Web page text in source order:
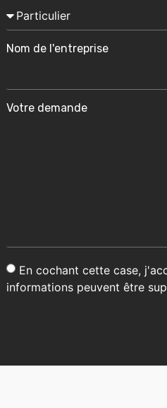
Nom de l'entreprise
Votre demande
En cochant cette case,
informations peuvent être